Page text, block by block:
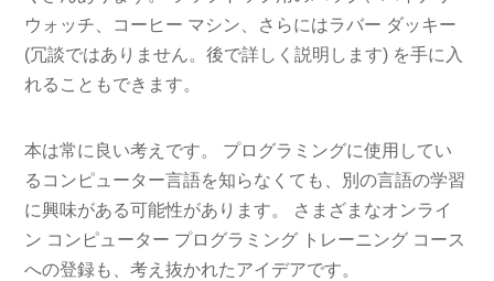
ウォッチ、コーヒー マシン、さらにはラバー ダッキー
(冗談ではありません。後で詳しく説明します) を手に入
れることもできます。
本は常に良い考えです。 プログラミングに使用してい
るコンピューター言語を知らなくても、別の言語の学習
に興味がある可能性があります。 さまざまなオンライ
ン コンピューター プログラミング トレーニング コース
への登録も、考え抜かれたアイデアです。